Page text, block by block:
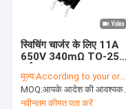
स्विचिंग चार्जर के लिए 11A
650V 340mΩ TO-252
मूल्य:According to your order requirement
MOQ:आपके आदेश की आवश्यकता के अनुसार
नवीनतम कीमत पता करें